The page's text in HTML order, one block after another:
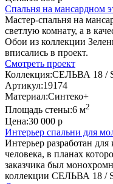
Спальня на мансардном
Мастер-спальня на
светлую комнату, а в
Обои из коллекции
вписались в проект.
Смотреть проект
Коллекция:СЕЛЬВА 18 /
Артикул:19174
Материал:Синтеко+
Площадь стены:6 м2
Цена:30 000 р
Интерьер спальни для
Интерьер разработан
человека, в планах
заказчика был
коллекции СЕЛЬВА 18 /